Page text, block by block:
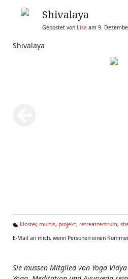
Shivalaya
Gepostet von Lisa am 9.
Shivalaya
g
kloster, murtis, projekt, retreatzentrum,
E-Mail an mich, wenn Personen einen
Sie müssen Mitglied von Yoga